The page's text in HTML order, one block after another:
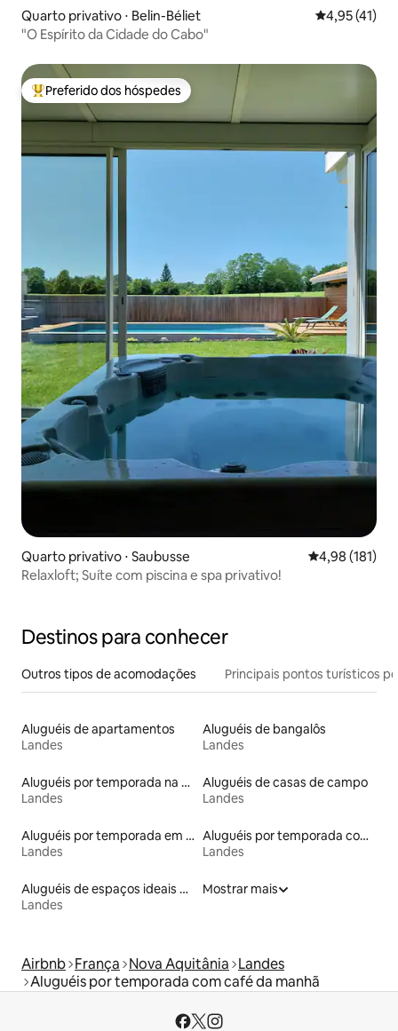
Quarto privativo ⋅ Belin-Béliet 4,95 de uma
4,95 (41)
"O Espírito da Cidade do Cabo"
Entre os melhores preferidos dos hóspedes
Preferido dos hóspedes
Quarto privativo ⋅ Saubusse 4,98 de uma
4,98 (181)
Relaxloft; Suíte com piscina e spa privativo!
Destinos para conhecer
Outros tipos de acomodações Principais pontos turísticos
Aluguéis de apartamentos
Landes
Aluguéis de bangalôs
Landes
Aluguéis por temporada na orla
Landes
Aluguéis de casas de campo
Landes
Aluguéis por temporada em acampamentos
Landes
Aluguéis por temporada com acesso ao lago
Landes
Aluguéis de espaços ideais para famílias
Landes
Mostrar mais
Airbnb França Nova Aquitânia Landes
Aluguéis por temporada com café da manhã